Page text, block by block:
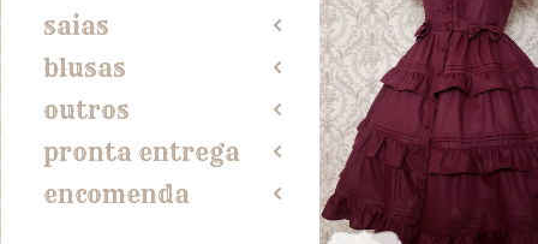
saias 2
blusas 2
outros 2
pronta entrega 2
encomenda 2